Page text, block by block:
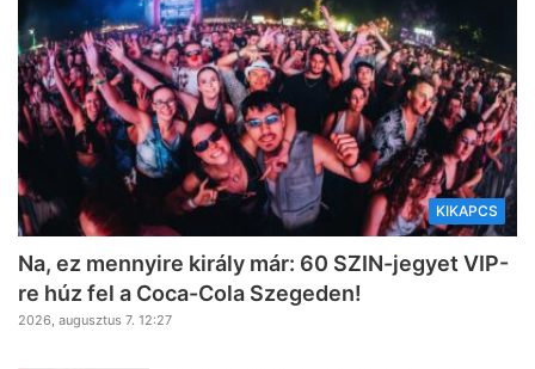
KIKAPCS
Na, ez mennyire király már: 60 SZIN-jegyet VIP-
re húz fel a Coca-Cola Szegeden!
2026, augusztus 7. 12:27